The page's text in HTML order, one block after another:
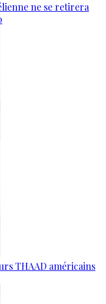
ne se retirera
THAAD américains